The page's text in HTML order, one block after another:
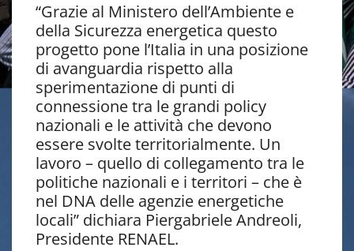
“Grazie al Ministero dell’Ambiente e
della Sicurezza energetica questo
progetto pone l’Italia in una posizione
di avanguardia rispetto alla
sperimentazione di punti di
connessione tra le grandi policy
nazionali e le attività che devono
essere svolte territorialmente. Un
lavoro – quello di collegamento tra le
politiche nazionali e i territori – che è
nel DNA delle agenzie energetiche
locali” dichiara Piergabriele Andreoli,
Presidente RENAEL.